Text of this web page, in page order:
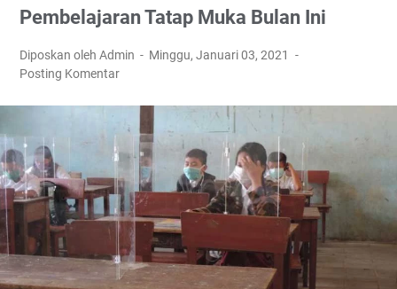
Pembelajaran Tatap Muka Bulan Ini
Diposkan oleh Admin
Minggu, Januari 03, 2021
Posting Komentar